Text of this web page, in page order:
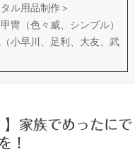
ル用品制作＞
冑（色々威、シンプル）
小早川、足利、大友、武
】家族でめったにで
！